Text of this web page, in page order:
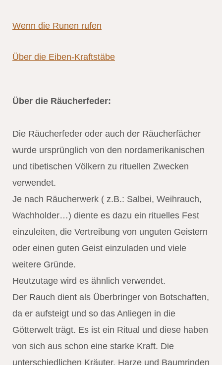
Wenn die Runen rufen
Über die Eiben-Kraftstäbe
Über die Räucherfeder:
Die Räucherfeder oder auch der Räucherfächer
wurde ursprünglich von den nordamerikanischen
und tibetischen Völkern zu rituellen Zwecken
verwendet.
Je nach Räucherwerk ( z.B.: Salbei, Weihrauch,
Wachholder…) diente es dazu ein rituelles Fest
einzuleiten, die Vertreibung von unguten Geistern
oder einen guten Geist einzuladen und viele
weitere Gründe.
Heutzutage wird es ähnlich verwendet.
Der Rauch dient als Überbringer von Botschaften,
da er aufsteigt und so das Anliegen in die
Götterwelt trägt. Es ist ein Ritual und diese haben
von sich aus schon eine starke Kraft. Die
unterschiedlichen Kräuter, Harze und Baumrinden